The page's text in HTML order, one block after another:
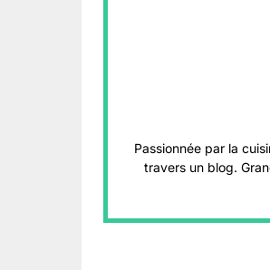
Passionnée par la
travers un blog.